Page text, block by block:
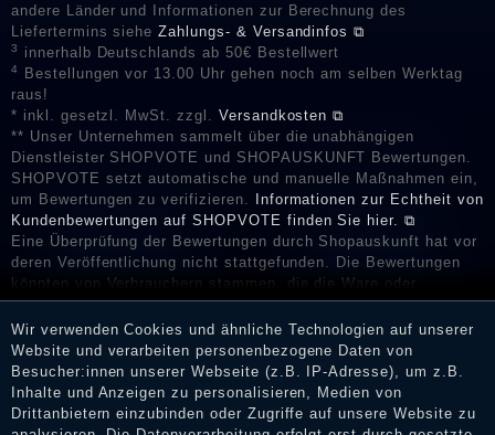
andere Länder und Informationen zur Berechnung des
Liefertermins sieheZahlungs- & Versandinfos ⧉
3 innerhalb Deutschlands ab 50€ Bestellwert
4
Bestellungen vor 13.00 Uhr gehen noch am selben Werktag
raus!
* inkl. gesetzl. MwSt. zzgl. Versandkosten ⧉
** Unser Unternehmen sammelt über die unabhängigen
Dienstleister SHOPVOTE und SHOPAUSKUNFT Bewertungen.
SHOPVOTE setzt automatische und manuelle Maßnahmen ein,
um Bewertungen zu verifizieren. Informationen zur Echtheit von
Kundenbewertungen auf SHOPVOTE finden Sie hier. ⧉
Eine Überprüfung der Bewertungen durch Shopauskunft hat vor
deren Veröffentlichung nicht stattgefunden. Die Bewertungen
könnten von Verbrauchern stammen, die die Ware oder
Dienstleistungen gar nicht erworben oder genutzt haben. Nach
Erhalt einer Benachrichtigungs-E-Mail können Händler die
Bewertungen verifizieren und über die erfolgte Verifizierung im
Shop informieren.
Wir verwenden Cookies und ähnliche Technologien auf unserer
Website und verarbeiten personenbezogene Daten von
Besucher:innen unserer Webseite (z.B. IP-Adresse), um z.B.
Inhalte und Anzeigen zu personalisieren, Medien von
Drittanbietern einzubinden oder Zugriffe auf unsere Website zu